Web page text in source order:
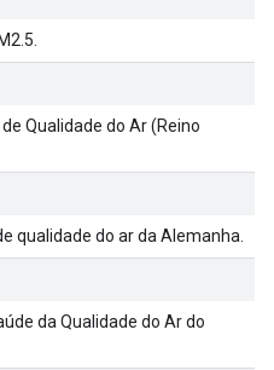
Qualidade do Ar (Reino
qualidade do ar da Alemanha.
da Qualidade do Ar do